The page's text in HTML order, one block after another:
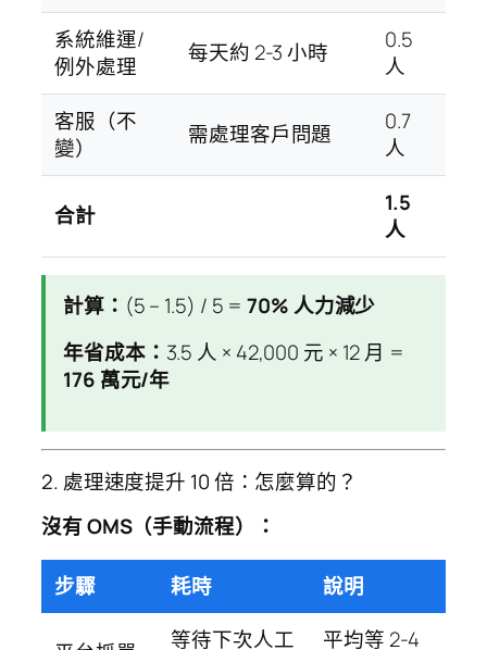
系統維運/
例外處理
每天約 2-3 小時
0.5
人
客服（不
變）
需處理客戶問題
0.7
人
合計
1.5
人
計算： (5 – 1.5) / 5 =70% 人力減少
年省成本： 3.5 人 × 42,000 元 × 12 月 =
176 萬元/年
2. 處理速度提升 10 倍：怎麼算的？
沒有 OMS（手動流程）：
步驟 耗時 說明
等待下次人工 平均等 2-4